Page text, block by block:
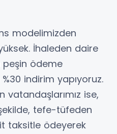
modelimizden
İhaleden daire
peşin ödeme
indirim yapıyoruz.
vatandaşlarımız ise,
tefe-tüfeden
taksitle ödeyerek